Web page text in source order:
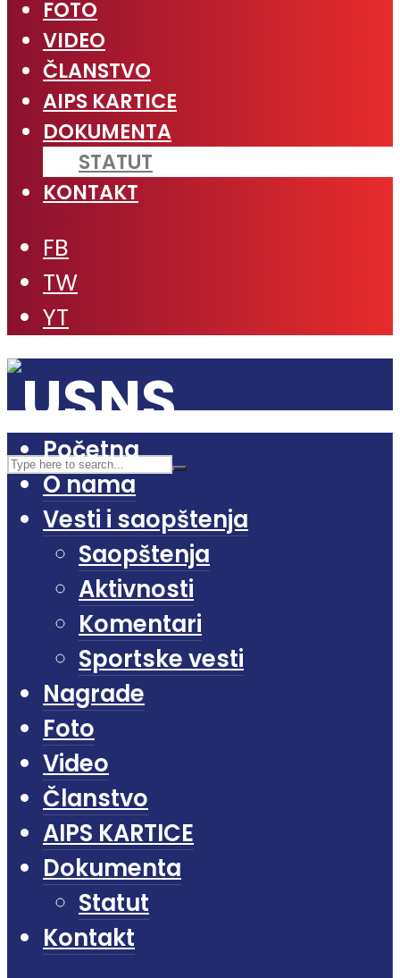
FOTO
VIDEO
ČLANSTVO
AIPS KARTICE
DOKUMENTA
STATUT
KONTAKT
FB
TW
YT
Početna
O nama
Vesti i saopštenja
Saopštenja
Aktivnosti
Komentari
Sportske vesti
Nagrade
Foto
Video
Članstvo
AIPS KARTICE
Dokumenta
Statut
Kontakt